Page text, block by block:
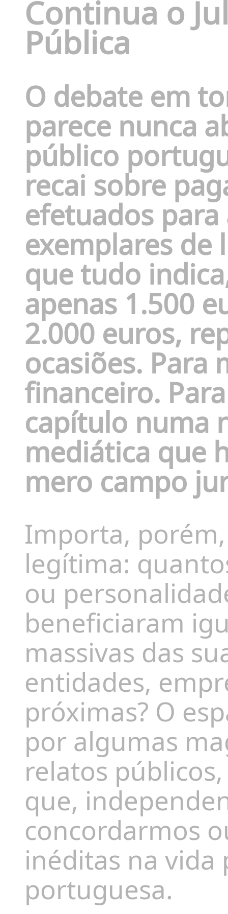
Continua o
Pública
O debate em
parece nunca
público
recai sobre
efetuados
exemplares de
que tudo
apenas 1.500
2.000 euros,
ocasiões.
financeiro.
capítulo numa
mediática que
mero campo
Importa,
legítima:
ou
beneficiaram
massivas das
entidades,
próximas? O
por algumas
relatos
que,
concordarmos
inéditas na
portuguesa.